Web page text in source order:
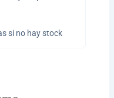
si no hay stock